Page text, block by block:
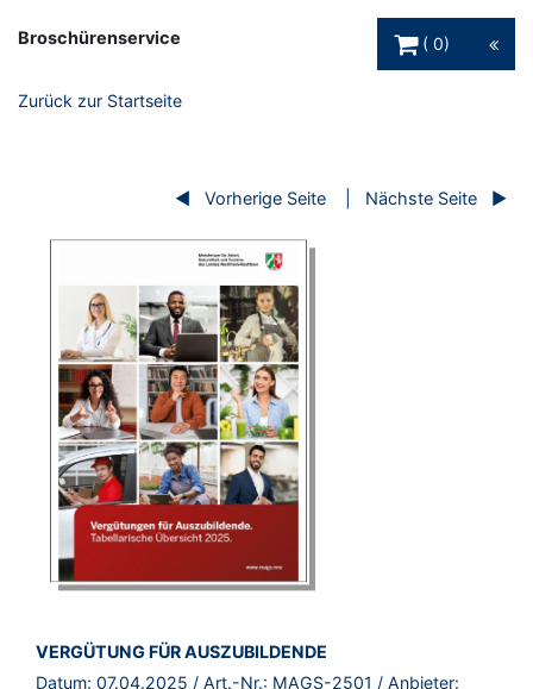
Broschürenservice
0
Zurück zur Startseite
Vorherige Seite Nächste Seite
BROSCHÜRE:
VERGÜTUNG FÜR AUSZUBILDENDE
Datum: 07.04.2025 / Art.-Nr.: MAGS-2501 / Anbieter: